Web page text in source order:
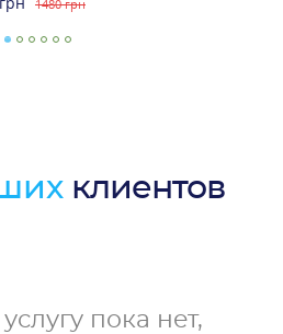
1480 грн
клиентов
пока нет,